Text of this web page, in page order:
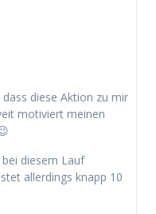
diese Aktion zu mir
motiviert meinen
diesem Lauf
allerdings knapp 10